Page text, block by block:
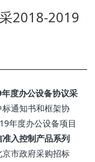
2018-2019
度办公设备协议采
标通知书和框架协
年度办公设备项目
入控制产品系列
市政府采购招标